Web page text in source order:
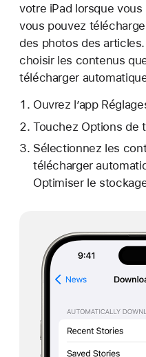
votre iPad lorsque
vous pouvez
des photos des
choisir les contenus
télécharger
Ouvrez l’app
Touchez Options de
Sélectionnez les
télécharger
Optimiser le